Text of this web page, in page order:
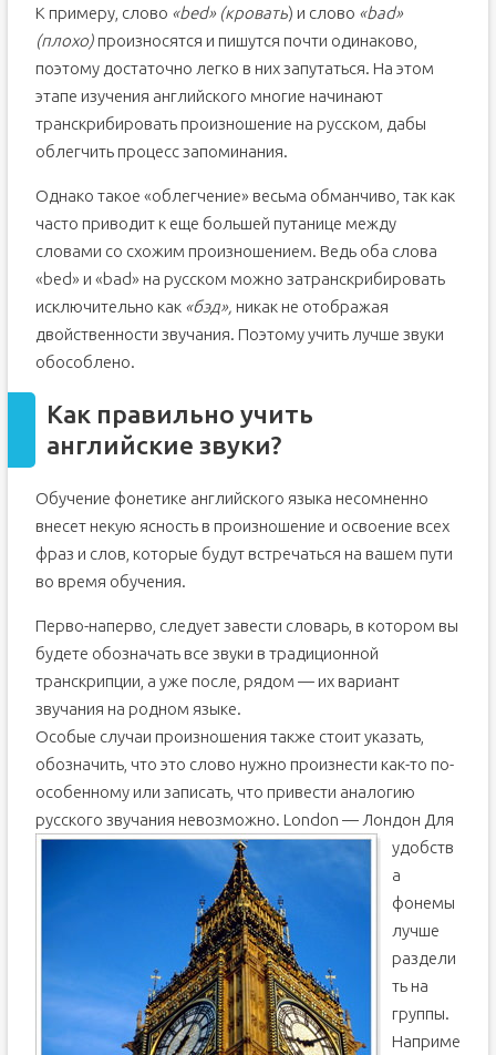
К примеру, слово «bed» (кровать) и слово «bad»
(плохо)произносятся и пишутся почти одинаково,
поэтому достаточно легко в них запутаться. На этом
этапе изучения английского многие начинают
транскрибировать произношение на русском, дабы
облегчить процесс запоминания.
Однако такое «облегчение» весьма обманчиво, так как
часто приводит к еще большей путанице между
словами со схожим произношением. Ведь оба слова
«bed» и «bad» на русском можно затранскрибировать
исключительно как «бэд», никак не отображая
двойственности звучания. Поэтому учить лучше звуки
обособлено.
Как правильно учить
английские звуки?
Обучение фонетике английского языка несомненно
внесет некую ясность в произношение и освоение всех
фраз и слов, которые будут встречаться на вашем пути
во время обучения.
Перво-наперво, следует завести словарь, в котором вы
будете обозначать все звуки в традиционной
транскрипции, а уже после, рядом — их вариант
звучания на родном языке.
Особые случаи произношения также стоит указать,
обозначить, что это слово нужно произнести как-то по-
особенному или записать, что привести аналогию
русского звучания невозможно. London — Лондон Для
удобств
а
фонемы
лучше
раздели
ть на
группы.
Наприме